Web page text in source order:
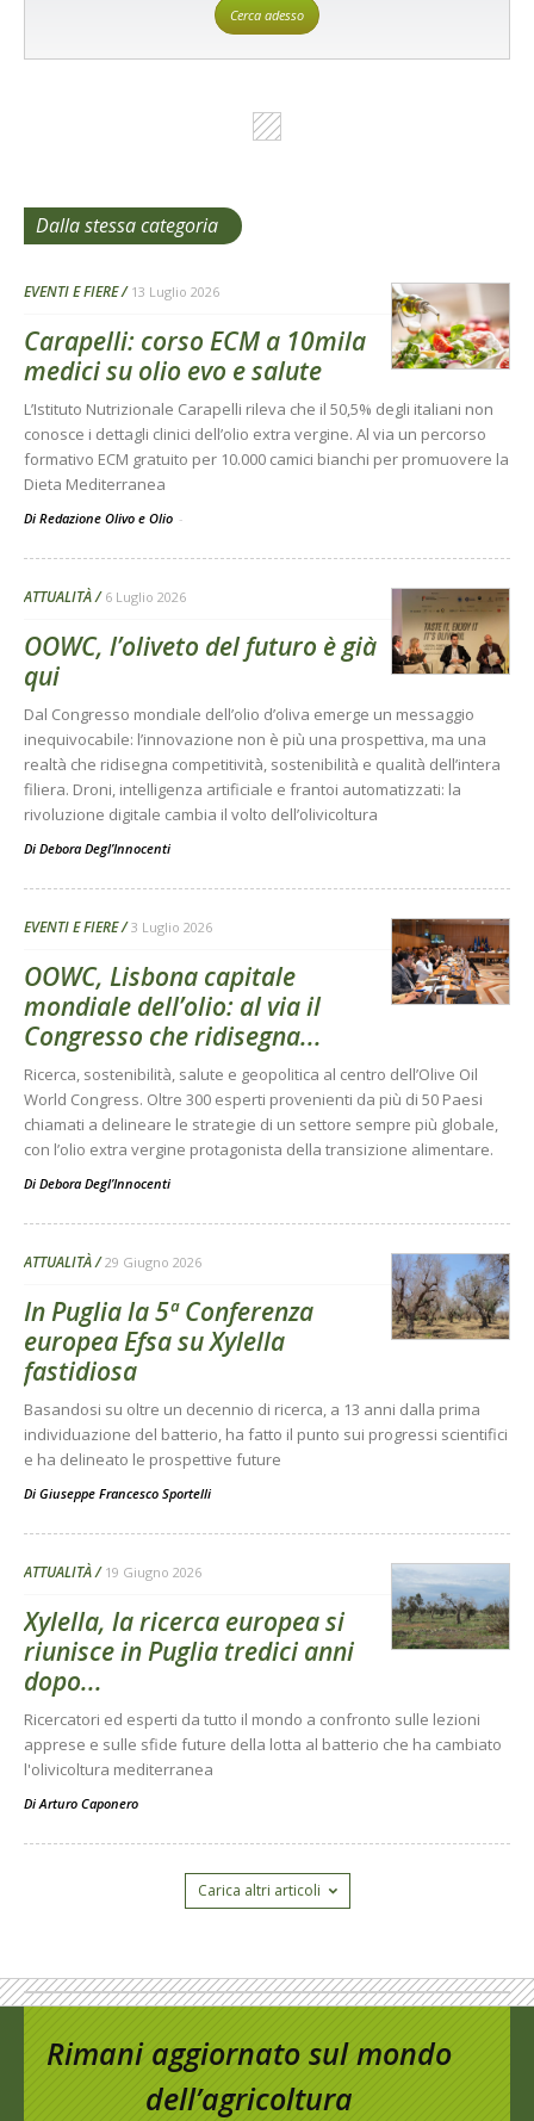
Cerca adesso
Dalla stessa categoria
EVENTI E FIERE 13 Luglio 2026
Carapelli: corso ECM a 10mila
medici su olio evo e salute
L’Istituto Nutrizionale Carapelli rileva che il 50,5% degli italiani non
conosce i dettagli clinici dell’olio extra vergine. Al via un percorso
formativo ECM gratuito per 10.000 camici bianchi per promuovere la
Dieta Mediterranea
Di Redazione Olivo e Olio -
ATTUALITÀ 6 Luglio 2026
OOWC, l’oliveto del futuro è già
qui
Dal Congresso mondiale dell’olio d’oliva emerge un messaggio
inequivocabile: l’innovazione non è più una prospettiva, ma una
realtà che ridisegna competitività, sostenibilità e qualità dell’intera
filiera. Droni, intelligenza artificiale e frantoi automatizzati: la
rivoluzione digitale cambia il volto dell’olivicoltura
Di Debora Degl’Innocenti
EVENTI E FIERE 3 Luglio 2026
OOWC, Lisbona capitale
mondiale dell’olio: al via il
Congresso che ridisegna...
Ricerca, sostenibilità, salute e geopolitica al centro dell’Olive Oil
World Congress. Oltre 300 esperti provenienti da più di 50 Paesi
chiamati a delineare le strategie di un settore sempre più globale,
con l’olio extra vergine protagonista della transizione alimentare.
Di Debora Degl’Innocenti
ATTUALITÀ 29 Giugno 2026
In Puglia la 5ª Conferenza
europea Efsa su Xylella
fastidiosa
Basandosi su oltre un decennio di ricerca, a 13 anni dalla prima
individuazione del batterio, ha fatto il punto sui progressi scientifici
e ha delineato le prospettive future
Di Giuseppe Francesco Sportelli
ATTUALITÀ 19 Giugno 2026
Xylella, la ricerca europea si
riunisce in Puglia tredici anni
dopo...
Ricercatori ed esperti da tutto il mondo a confronto sulle lezioni
apprese e sulle sfide future della lotta al batterio che ha cambiato
l'olivicoltura mediterranea
DiArturo Caponero
Carica altri articoli
Rimani aggiornato sul mondo
dell’agricoltura